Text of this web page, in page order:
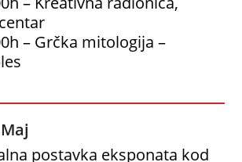
– Grčka mitologija –
postavka eksponata kod